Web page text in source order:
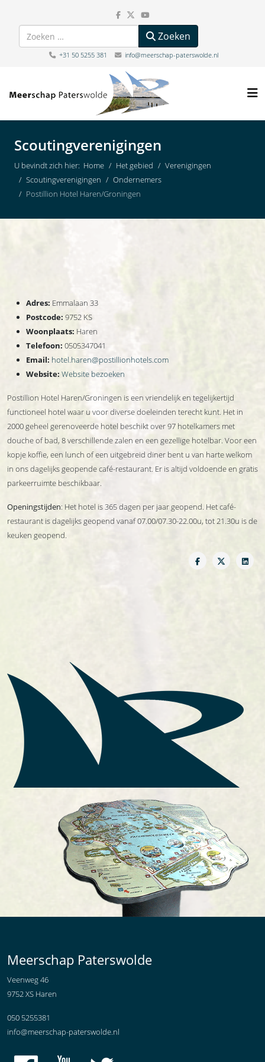
Zoeken Zoeken
+31 50 5255 381 info@meerschap-paterswolde.nl
Scoutingverenigingen
U bevindt zich hier: Home Het gebied
Verenigingen
Scoutingverenigingen
Ondernemers
Postillion Hotel Haren/Groningen
Adres: Emmalaan 33
Postcode: 9752 KS
Woonplaats: Haren
Telefoon: 0505347041
Email: hotel.haren@postillionhotels.com
Website: Website bezoeken
Postillion Hotel Haren/Groningen is een vriendelijk en tegelijkertijd
functioneel hotel waar u voor diverse doeleinden terecht kunt. Het in
2000 geheel gerenoveerde hotel beschikt over 97 hotelkamers met
douche of bad, 8 verschillende zalen en een gezellige hotelbar. Voor een
kopje koffie, een lunch of een uitgebreid diner bent u van harte welkom
in ons dagelijks geopende café-restaurant. Er is altijd voldoende en gratis
parkeerruimte beschikbaar.
Openingstijden: Het hotel is 365 dagen per jaar geopend. Het café-
restaurant is dagelijks geopend vanaf 07.00/07.30-22.00u, tot 21.30u is de
keuken geopend.
Meerschap Paterswolde
Veenweg 46
9752 XS Haren
050 5255381
info@meerschap-paterswolde.nl